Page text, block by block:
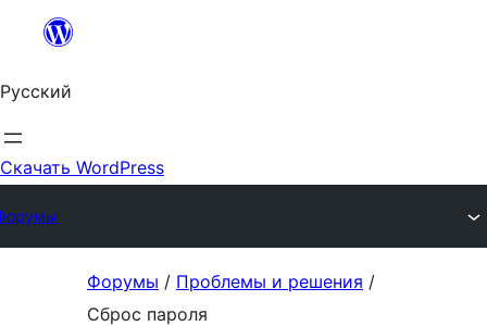
Перейти
содержимому
Русский
Скачать WordPress
Форумы / Проблемы и решения /
Сброс пароля